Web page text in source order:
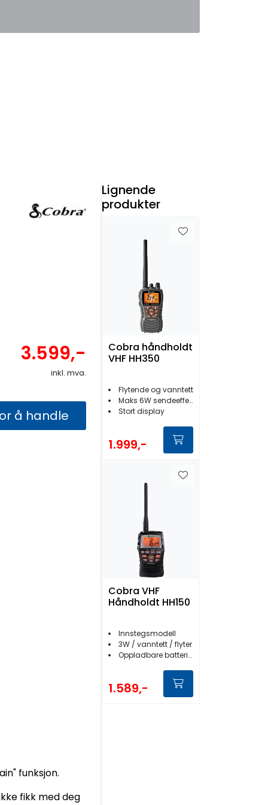
funksjon.
fikk med deg
3.599,-
inkl. mva.
å handle
Lignende
produkter
Cobra håndholdt
VHF HH350
Flytende og vanntett
Maks 6W sendeeffekt
Stort display
1.999,-
Cobra VHF
Håndholdt HH150
Innstegsmodell
3W / vanntett / flyter
Oppladbare batterier
1.589,-